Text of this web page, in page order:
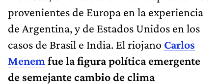
provenientes de Europa en la experiencia
de Argentina, y de Estados Unidos en los
casos de Brasil e India. El riojano Carlos
Menem fue la figura política emergente
de semejante cambio de clima